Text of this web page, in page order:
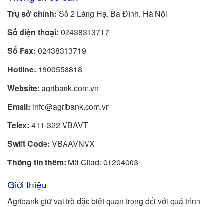
Trụ sở chính: Số 2 Láng Hạ, Ba Đình, Hà Nội
Số điện thoại: 02438313717
Số Fax: 02438313719
Hotline: 1900558818
Website: agribank.com.vn
Email: info@agribank.com.vn
Telex: 411-322 VBAVT
Swift Code: VBAAVNVX
Thông tin thêm: Mã Citad: 01204003
Giới thiệu
Agribank giữ vai trò đặc biệt quan trọng đối với quá trình